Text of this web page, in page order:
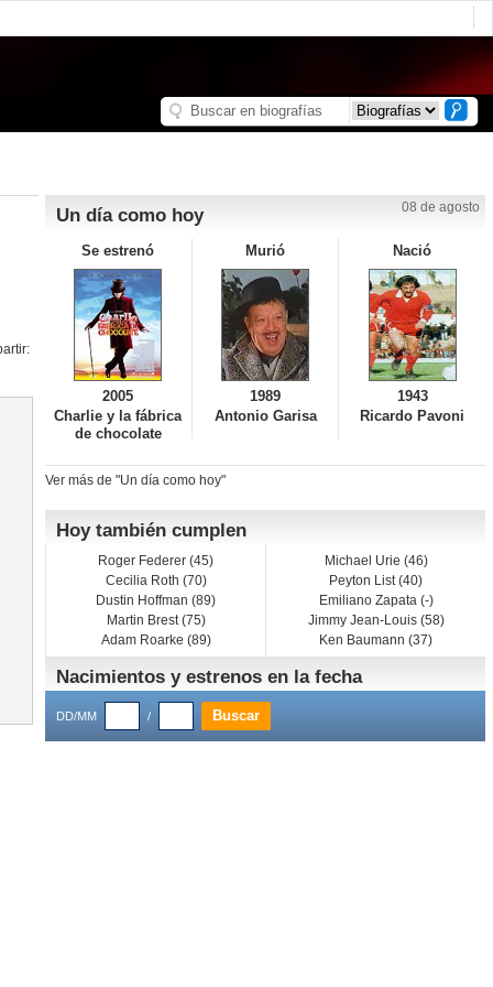
Un día como hoy 08 de agosto
Se estrenó
2005
Charlie y la fábrica
de chocolate
Murió
1989
Antonio Garisa
Nació
1943
Ricardo Pavoni
Ver más de "Un día como hoy"
Hoy también cumplen
Roger Federer (45)
Cecilia Roth (70)
Dustin Hoffman (89)
Martin Brest (75)
Adam Roarke (89)
Michael Urie (46)
Peyton List (40)
Emiliano Zapata (-)
Jimmy Jean-Louis (58)
Ken Baumann (37)
Nacimientos y estrenos en la fecha
DD/MM /